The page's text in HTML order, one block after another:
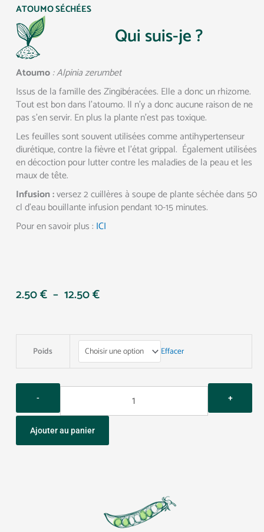
ATOUMO SÉCHÉES
Qui suis-je ?
Atoumo: Alpinia zerumbet
Issus de la famille des Zingibéracées. Elle a donc un rhizome.
Tout est bon dans l’atoumo. Il n’y a donc aucune raison de ne
pas s’en servir. En plus la plante n’est pas toxique.
Les feuilles sont souvent utilisées comme antihypertenseur
diurétique, contre la fièvre et l’état grippal. Également utilisées
en décoction pour lutter contre les maladies de la peau et les
maux de tête.
Infusion :versez 2 cuillères à soupe de plante séchée dans 50
cl d’eau bouillante infusion pendant 10-15 minutes.
Pour en savoir plus : ICI
2.50€ – 12.50€Plage
2.50 €
à
12.50 €
Poids Effacer
Ajouter au panier